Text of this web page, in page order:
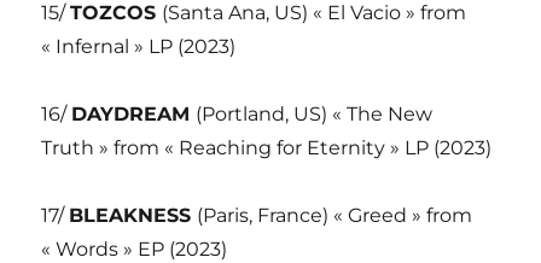
15/TOZCOS (Santa Ana, US) « El Vacio » from
« Infernal » LP (2023)
16/ DAYDREAM (Portland, US) « The New
Truth » from « Reaching for Eternity » LP (2023)
17/ BLEAKNESS (Paris, France) « Greed » from
« Words » EP (2023)